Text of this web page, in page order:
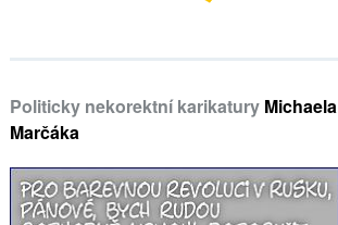
Politicky nekorektní karikatury Michaela
Marčáka